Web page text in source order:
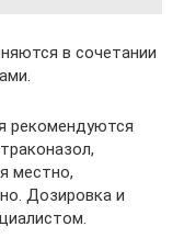
в сочетании
рекомендуются
местно,
Дозировка и